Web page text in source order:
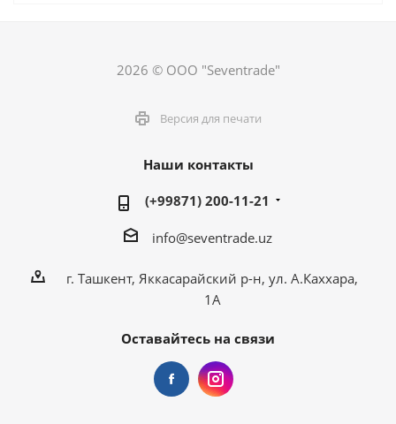
2026 © ООО "Seventrade"
Версия для печати
Наши контакты
(+99871) 200-11-21
info@seventrade.uz
г. Ташкент, Яккасарайский р-н, ул. А.Каххара,
1А
Оставайтесь на связи